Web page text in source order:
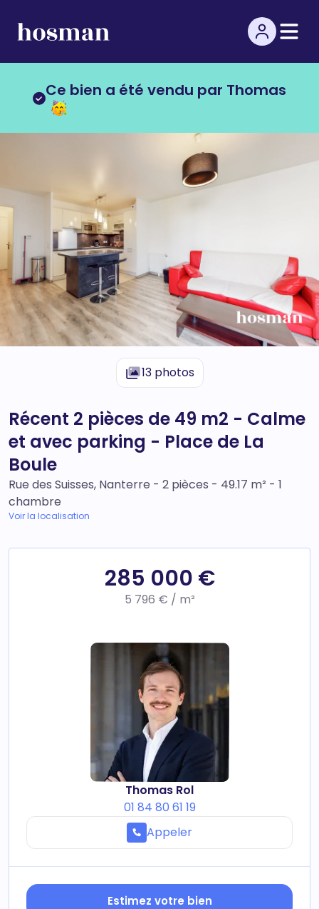
Ce bien a été vendu par Thomas
13 photos
Récent 2 pièces de 49 m2 - Calme
et avec parking - Place de La
Boule
Rue des Suisses, Nanterre - 2 pièces - 49.17 m² - 1
chambre
Voir la localisation
285 000 €
5 796 € / m²
Thomas Rol
01 84 80 61 19
Appeler
Estimez votre bien